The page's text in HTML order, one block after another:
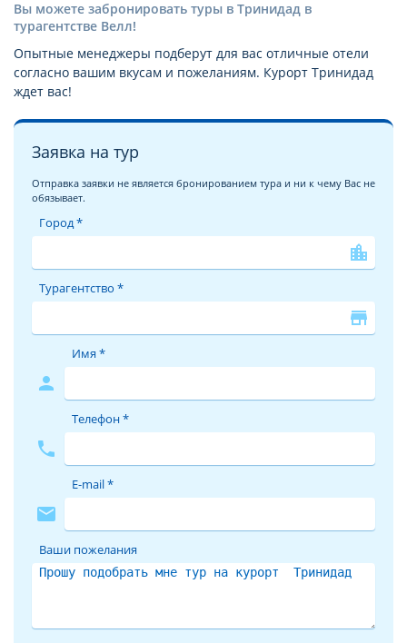
Вы можете забронировать туры в Тринидад в
турагентстве Велл!
Опытные менеджеры подберут для вас отличные отели
согласно вашим вкусам и пожеланиям. Курорт Тринидад
ждет вас!
Заявка на тур
Отправка заявки не является бронированием тура и ни к чему Вас не
обязывает.
Город *
location_city
Турагентство *
store
person
Имя *
phone
Телефон *
mail
E-mail *
Ваши пожелания